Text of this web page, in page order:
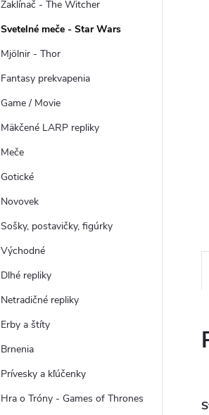
Zaklínač - The Witcher
Svetelné meče - Star Wars
Mjölnir - Thor
Fantasy prekvapenia
Game / Movie
Mäkčené LARP repliky
Meče
Gotické
Novovek
Sošky, postavičky, figúrky
Východné
Dlhé repliky
Netradičné repliky
Erby a štíty
Brnenia
Prívesky a kľúčenky
Hra o Tróny - Games of Thrones